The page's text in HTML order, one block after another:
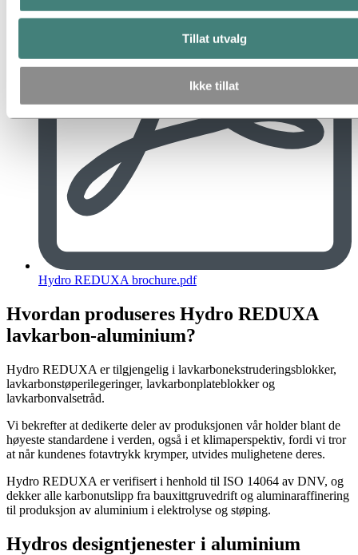
Tillat utvalg
Ikke tillat
Hydro REDUXA brochure.pdf
Hvordan produseres Hydro REDUXA
lavkarbon-aluminium?
Hydro REDUXA er tilgjengelig i lavkarbonekstruderingsblokker,
lavkarbonstøperilegeringer, lavkarbonplateblokker og
lavkarbonvalsetråd.
Vi bekrefter at dedikerte deler av produksjonen vår holder blant de
høyeste standardene i verden, også i et klimaperspektiv, fordi vi tror
at når kundenes fotavtrykk krymper, utvides mulighetene deres.
Hydro REDUXA er verifisert i henhold til ISO 14064 av DNV, og
dekker alle karbonutslipp fra bauxittgruvedrift og aluminaraffinering
til produksjon av aluminium i elektrolyse og støping.
Hydros designtjenester i aluminium